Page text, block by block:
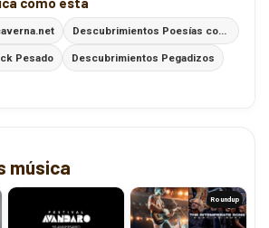
Pesado Descubrimientos Pegadizos
música
Roundup